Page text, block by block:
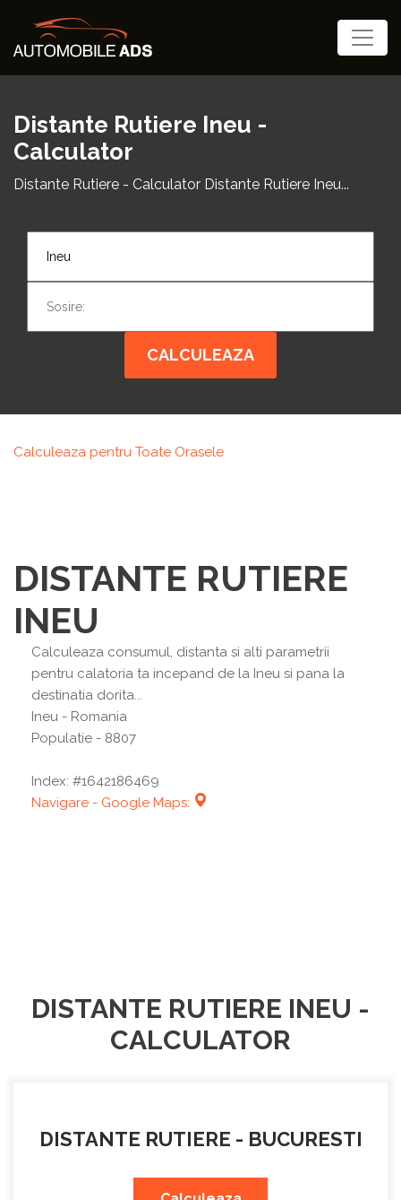
Distante Rutiere Ineu -
Calculator
Distante Rutiere - Calculator Distante Rutiere Ineu...
CALCULEAZA
Calculeaza pentru Toate Orasele
DISTANTE RUTIERE
INEU
Calculeaza consumul, distanta si alti parametrii
pentru calatoria ta incepand de la Ineu si pana la
destinatia dorita...
Ineu - Romania
Populatie - 8807
Index: #1642186469
Navigare - Google Maps:
DISTANTE RUTIERE INEU -
CALCULATOR
DISTANTE RUTIERE - BUCURESTI